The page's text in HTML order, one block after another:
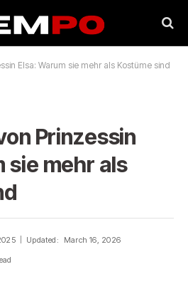
Elsa: Warum sie mehr als Kostüme sind
Prinzessin
sie mehr als
Updated:
March 16, 2026